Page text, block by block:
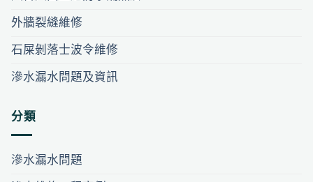
外牆裂縫維修
石屎剝落士波令維修
滲水漏水問題及資訊
分類
滲水漏水問題